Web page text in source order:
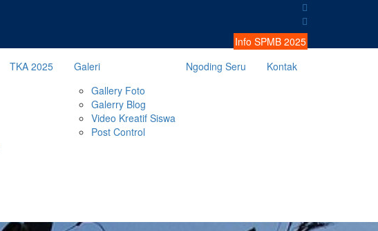
Info SPMB 2025
TKA 2025
Galeri
Gallery Foto
Galerry Blog
Video Kreatif Siswa
Post Control
Ngoding Seru Kontak